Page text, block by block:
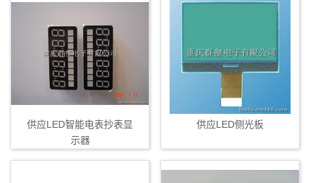
供应LED智能电表抄表显
示器
供应LED侧光板